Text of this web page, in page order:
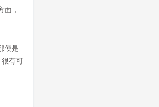
面，
便是
有可